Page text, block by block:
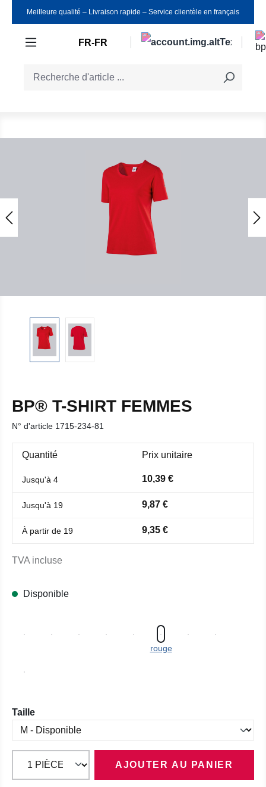
Passer au contenu principal
Meilleure qualité ‒ Livraison rapide ‒ Service clientèle en français
FR-FR
BP® T-SHIRT FEMMES
N° d'article 1715-234-81
Quantité Prix unitaire
Jusqu'à 4 10,39 €
Jusqu'à 19 9,87 €
À partir de 19 9,35 €
TVA incluse
Disponible
rouge
Sélectionnez
Taille
AJOUTER AU PANIER